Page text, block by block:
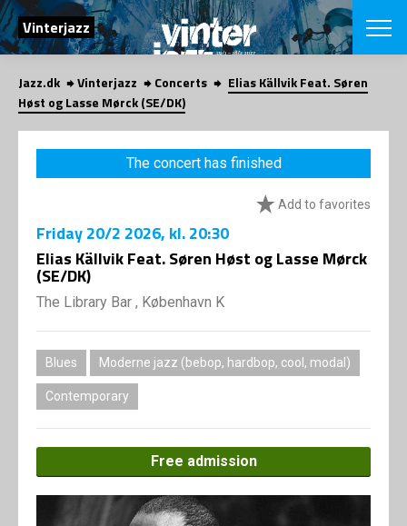
SEARCH
Vinterjazz
Danish
CHOOSE
VINTERJAZZ
Themes
LOCATIONS
App
Privacy
SHOP
Jazz.dk Vinterjazz Concerts
Elias Källvik Feat. Søren
Høst og Lasse Mørck (SE/DK)
The concert has finished
Add to favorites
Friday20/2 2026, kl. 20:30
Elias Källvik Feat. Søren Høst og Lasse Mørck
(SE/DK)
The Library Bar , København K
Blues Moderne jazz (bebop, hardbop, cool, modal)
Contemporary
Free admission